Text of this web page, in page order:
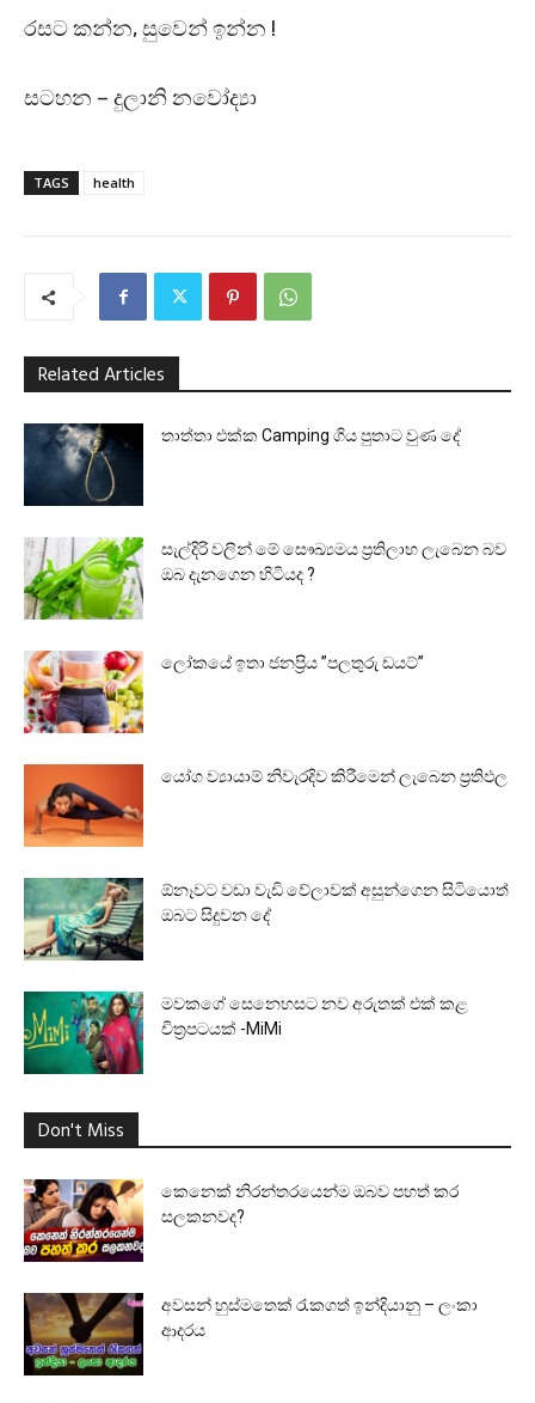
රසට කන්න, සුවෙන් ඉන්න !
සටහන – දුලානි නවෝද්‍යා
TAGS health
Related Articles
තාත්තා එක්ක Camping ගිය පුතාට වුණ දේ
සැල්දිරි වලින් මේ සෞඛ්‍යමය ප්‍රතිලාභ ලැබෙන බව
ඔබ දැනගෙන හිටියද ?
ලෝකයේ ඉතා ජනප්‍රිය ”පලතුරු ඩයට්”
යෝග ව්‍යායාම් නිවැරදිව කිරීමෙන් ලැබෙන ප්‍රතිඵල
ඕනෑවට වඩා වැඩි වේලාවක් අසුන්ගෙන සිටියොත්
ඔබට සිදුවන දේ
මවකගේ සෙනෙහසට නව අරුතක් එක් කළ
චිත්‍රපටයක් -MiMi
Don't Miss
කෙනෙක් නිරන්තරයෙන්ම ඔබව පහත් කර
සලකනවද?
අවසන් හුස්මතෙක් රැකගත් ඉන්දියානු – ලංකා
ආදරය